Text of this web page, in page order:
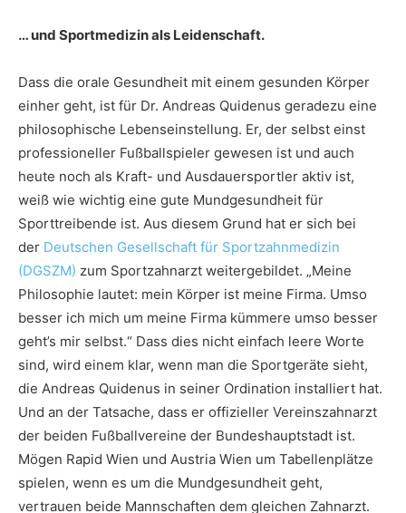
… und Sportmedizin als Leidenschaft.
Dass die orale Gesundheit mit einem gesunden Körper
einher geht, ist für Dr. Andreas Quidenus geradezu eine
philosophische Lebenseinstellung. Er, der selbst einst
professioneller Fußballspieler gewesen ist und auch
heute noch als Kraft- und Ausdauersportler aktiv ist,
weiß wie wichtig eine gute Mundgesundheit für
Sporttreibende ist. Aus diesem Grund hat er sich bei
der Deutschen Gesellschaft für Sportzahnmedizin
(DGSZM) zum Sportzahnarzt weitergebildet. „Meine
Philosophie lautet: mein Körper ist meine Firma. Umso
besser ich mich um meine Firma kümmere umso besser
geht’s mir selbst.“ Dass dies nicht einfach leere Worte
sind, wird einem klar, wenn man die Sportgeräte sieht,
die Andreas Quidenus in seiner Ordination installiert hat.
Und an der Tatsache, dass er offizieller Vereinszahnarzt
der beiden Fußballvereine der Bundeshauptstadt ist.
Mögen Rapid Wien und Austria Wien um Tabellenplätze
spielen, wenn es um die Mundgesundheit geht,
vertrauen beide Mannschaften dem gleichen Zahnarzt.